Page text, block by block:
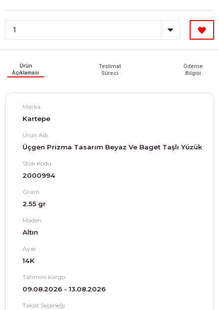
Ürün
Açıklaması
Teslimat
Süreci
Ödeme
Bilgisi
Marka
Kartepe
Ürün Adı
Üçgen Prizma Tasarım Beyaz Ve Baget Taşlı Yüzük
Stok Kodu
2000994
Gram
2.55 gr
Maden
Altın
Ayar
14K
Tahmini Kargo
09.08.2026 - 13.08.2026
Taksit Seçeneği